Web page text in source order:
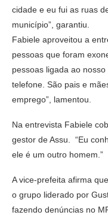
cidade e eu fui as ruas
município”, garantiu.
Fabiele aproveitou a
pessoas que foram
pessoas ligada ao
telefone. São pais e
emprego”, lamentou.
Na entrevista Fabiele
gestor de Assu. “Eu
ele é um outro homem.”
A vice-prefeita afirma
o grupo liderado por
fazendo denúncias no